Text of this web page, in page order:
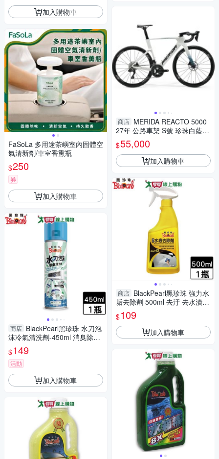
加入購物車
FaSoLa 多用途茶嶼室內固體空
氣清新劑/車室香熏瓶
$250
券
加入購物車
商店 BlackPearl黑珍珠 水刀泡
沫冷氣清洗劑-450ml 消臭除菌
防霉免水洗 洗冷氣【愛買】
$149
活動
加入購物車
商店 MERIDA REACTO 5000
27年 公路車架 S號 珍珠白藍條
紋
$55,000
加入購物車
商店 BlackPearl黑珍珠 強力水
垢去除劑 500ml 去汙 去水漬
清潔 汽車美容 不傷器具 水垢去
除【愛買】
$109
加入購物車